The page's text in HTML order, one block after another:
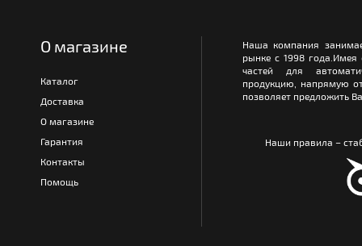
О магазине
Каталог
Доставка
О магазине
Гарантия
Контакты
Помощь
Наша компания
рынке с 1998
частей для
продукцию, напрямую
позволяет предложить
Наши правила –